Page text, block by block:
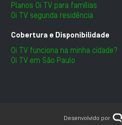
Planos Oi TV para famílias
Oi TV segunda residência
Cobertura e Disponibilidade
Oi TV funciona na minha cidade?
Oi TV em São Paulo
Desenvolvido por